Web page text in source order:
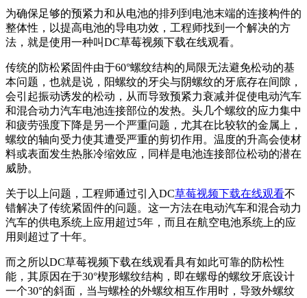
为确保足够的预紧力和从电池的排列到电池末端的连接构件的
整体性，以提高电池的导电功效，工程师找到一个解决的方
法，就是使用一种叫DC草莓视频下载在线观看。
传统的防松紧固件由于60°螺纹结构的局限无法避免松动的基
本问题，也就是说，阳螺纹的牙尖与阴螺纹的牙底存在间隙，
会引起振动诱发的松动，从而导致预紧力衰减并促使电动汽车
和混合动力汽车电池连接部位的发热。头几个螺纹的应力集中
和疲劳强度下降是另一个严重问题，尤其在比较软的金属上，
螺纹的轴向受力使其遭受严重的剪切作用。温度的升高会使材
料或表面发生热胀冷缩效应，同样是电池连接部位松动的潜在
威胁。
关于以上问题，工程师通过引入DC草莓视频下载在线观看不
错解决了传统紧固件的问题。这一方法在电动汽车和混合动力
汽车的供电系统上应用超过5年，而且在航空电池系统上的应
用则超过了十年。
而之所以DC草莓视频下载在线观看具有如此可靠的防松性
能，其原因在于30°楔形螺纹结构，即在螺母的螺纹牙底设计
一个30°的斜面，当与螺栓的外螺纹相互作用时，导致外螺纹